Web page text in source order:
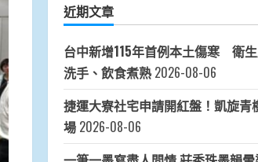
近期文章
台中新增115年首例本土傷寒 衛
洗手、飲食煮熟 2026-08-06
捷運大寮社宅申請開紅盤！凱旋青
場 2026-08-06